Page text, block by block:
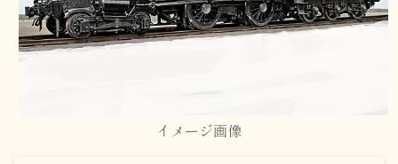
イメージ画像